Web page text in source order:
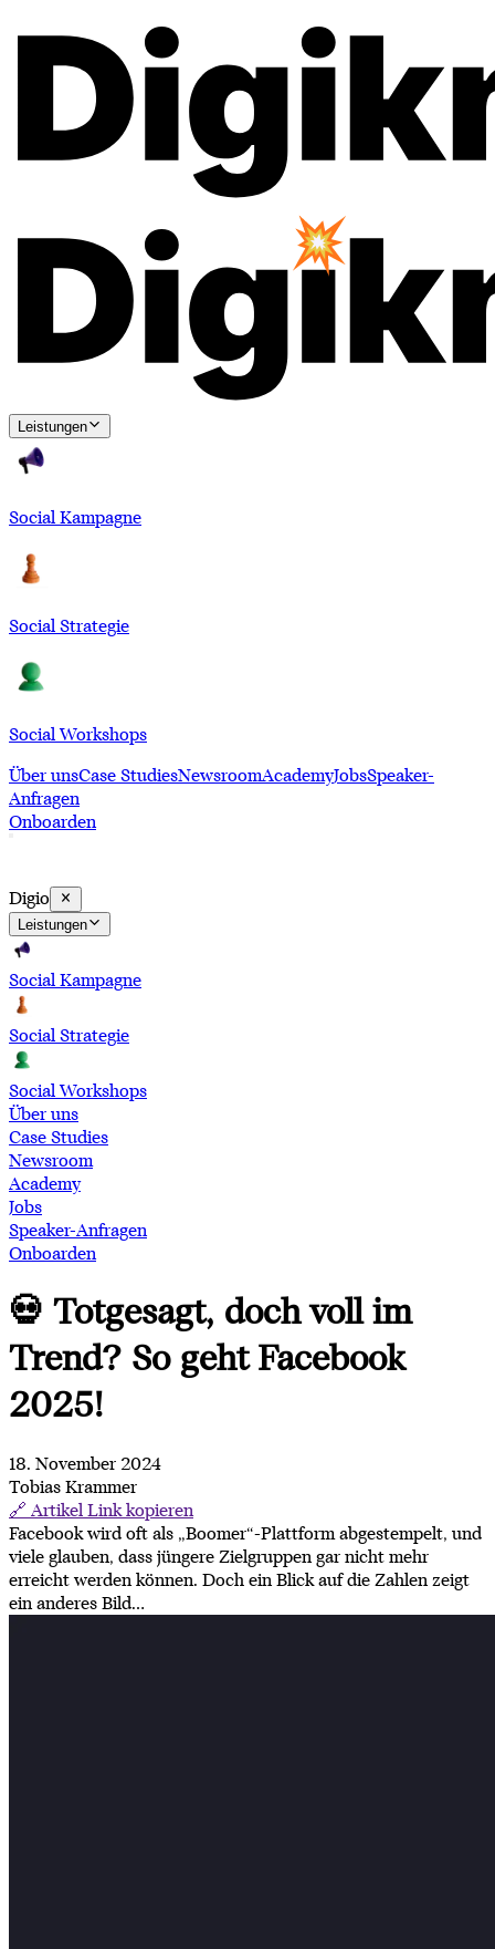
Leistungen
Social Kampagne
Social Strategie
Social Workshops
Über unsCase StudiesNewsroomAcademyJobsSpeaker-
Anfragen
Onboarden
Digio
Leistungen
Social Kampagne
Social Strategie
Social Workshops
Über uns
Case Studies
Newsroom
Academy
Jobs
Speaker-Anfragen
Onboarden
💀 Totgesagt, doch voll im
Trend? So geht Facebook
2025!
18. November 2024
Tobias Krammer
🔗 Artikel Link kopieren
Facebook wird oft als „Boomer“-Plattform abgestempelt, und
viele glauben, dass jüngere Zielgruppen gar nicht mehr
erreicht werden können. Doch ein Blick auf die Zahlen zeigt
ein anderes Bild...